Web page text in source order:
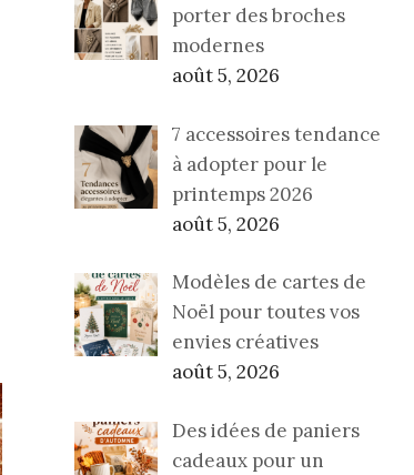
porter des broches
modernes
août 5, 2026
7 accessoires tendance
à adopter pour le
printemps 2026
août 5, 2026
Modèles de cartes de
Noël pour toutes vos
envies créatives
août 5, 2026
Des idées de paniers
cadeaux pour un